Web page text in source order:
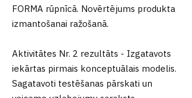
FORMA rūpnīcā. Novērtējums produkta
izmantošanai ražošanā.
Aktivitātes Nr. 2 rezultāts - Izgatavots
iekārtas pirmais konceptuālais modelis.
Sagatavoti testēšanas pārskati un